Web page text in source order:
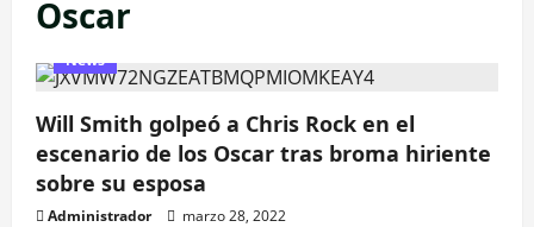
Oscar
News
Will Smith golpeó a Chris Rock en el
escenario de los Oscar tras broma hiriente
sobre su esposa
Administrador marzo 28, 2022